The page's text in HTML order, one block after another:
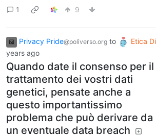
1 9
Privacy Pride@poliverso.org to Etica
years ago
Quando date il consenso per il
trattamento dei vostri dati
genetici, pensate anche a
questo importantissimo
problema che può derivare da
un eventuale data breach